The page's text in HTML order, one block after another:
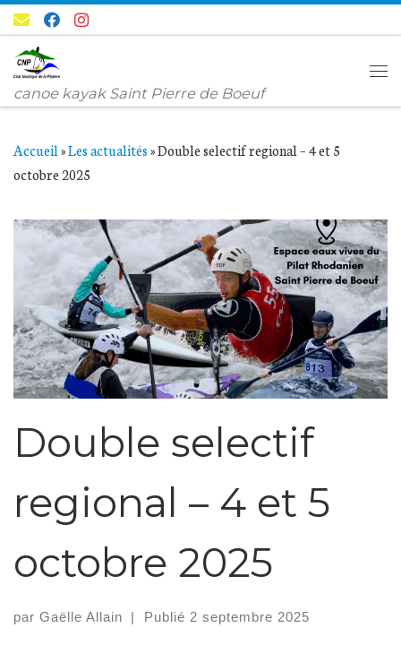
Passer au contenu
canoe kayak Saint Pierre de Boeuf
Accueil»Les actualités»Double selectif regional – 4 et 5
octobre 2025
Double selectif
regional – 4 et 5
octobre 2025
par Gaëlle Allain | Publié 2 septembre 2025